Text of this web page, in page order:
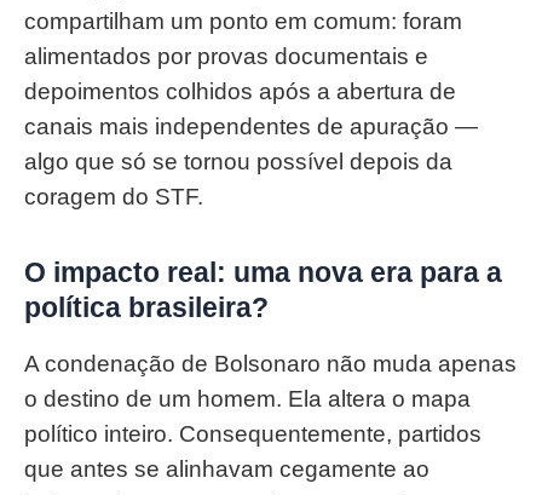
compartilham um ponto em comum: foram
alimentados por provas documentais e
depoimentos colhidos após a abertura de
canais mais independentes de apuração —
algo que só se tornou possível depois da
coragem do STF.
O impacto real: uma nova era para a
política brasileira?
A condenação de Bolsonaro não muda apenas
o destino de um homem. Ela altera o mapa
político inteiro. Consequentemente, partidos
que antes se alinhavam cegamente ao